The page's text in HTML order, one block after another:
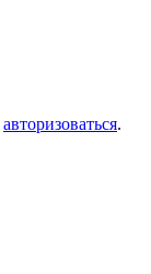
авторизоваться.